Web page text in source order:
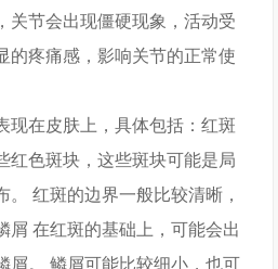
关节会出现僵硬现象，活动受
的疼痛感，影响关节的正常使
现在皮肤上，具体包括：红斑
红色斑块，这些斑块可能是局
。 红斑的边界一般比较清晰，
屑 在红斑的基础上，可能会出
屑。 鳞屑可能比较细小，也可